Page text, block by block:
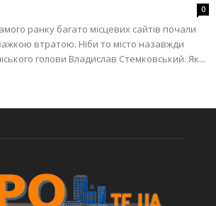
0
ранку багато місцевих сайтів почали
втратою. Ніби то місто назавжди
голови Владислав Стемковський. Як...